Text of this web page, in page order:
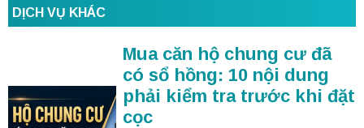
DỊCH VỤ KHÁC
Mua căn hộ chung cư đã
có sổ hồng: 10 nội dung
phải kiểm tra trước khi đặt
cọc